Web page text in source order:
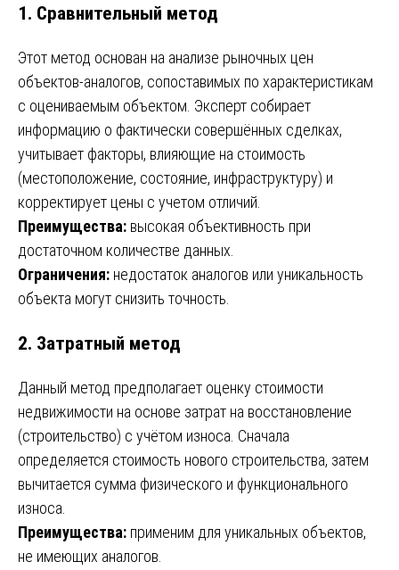
1. Сравнительный метод
Этот метод основан на анализе рыночных цен
объектов-аналогов, сопоставимых по характеристикам
с оцениваемым объектом. Эксперт собирает
информацию о фактически совершённых сделках,
учитывает факторы, влияющие на стоимость
(местоположение, состояние, инфраструктуру) и
корректирует цены с учетом отличий.
Преимущества: высокая объективность при
достаточном количестве данных.
Ограничения: недостаток аналогов или уникальность
объекта могут снизить точность.
2. Затратный метод
Данный метод предполагает оценку стоимости
недвижимости на основе затрат на восстановление
(строительство) с учётом износа. Сначала
определяется стоимость нового строительства, затем
вычитается сумма физического и функционального
износа.
Преимущества: применим для уникальных объектов,
не имеющих аналогов.